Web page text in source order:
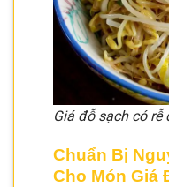
Giá đỗ sạch có
Chuẩn Bị
Cho Món Giá